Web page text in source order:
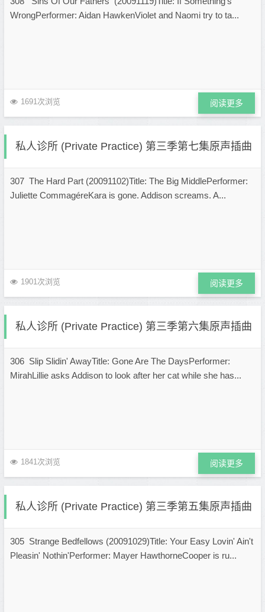
WrongPerformer: Aidan HawkenViolet and Naomi try to ta...
1691次浏览 阅读更多
私人诊所 (Private Practice) 第三季第七集原声插曲
307 The Hard Part (20091102)Title: The Big MiddlePerformer:
Juliette CommagéreKara is gone. Addison screams. A...
1901次浏览 阅读更多
私人诊所 (Private Practice) 第三季第六集原声插曲
306 Slip Slidin' AwayTitle: Gone Are The DaysPerformer:
MirahLillie asks Addison to look after her cat while she has...
1841次浏览 阅读更多
私人诊所 (Private Practice) 第三季第五集原声插曲
305 Strange Bedfellows (20091029)Title: Your Easy Lovin' Ain't
Pleasin' Nothin'Performer: Mayer HawthorneCooper is ru...